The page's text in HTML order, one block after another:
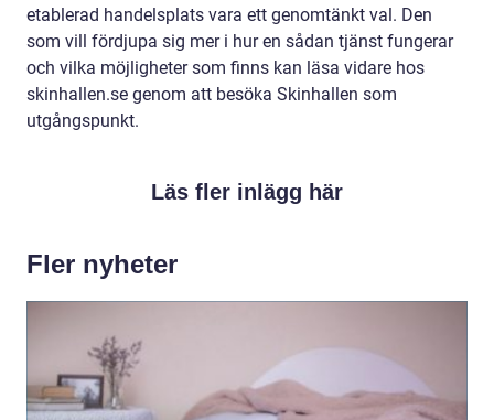
etablerad handelsplats vara ett genomtänkt val. Den
som vill fördjupa sig mer i hur en sådan tjänst fungerar
och vilka möjligheter som finns kan läsa vidare hos
skinhallen.se genom att besöka Skinhallen som
utgångspunkt.
Läs fler inlägg här
Fler nyheter